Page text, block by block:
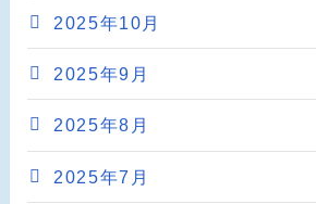
2025年10月
2025年9月
2025年8月
2025年7月